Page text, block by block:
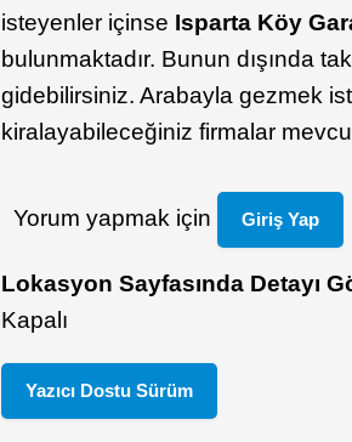
isteyenler içinse Isparta Köy
bulunmaktadır. Bunun dışında
gidebilirsiniz. Arabayla gezmek
kiralayabileceğiniz firmalar
Yorum yapmak için Giriş Yap
Lokasyon Sayfasında Detayı
Kapalı
Yazıcı Dostu Sürüm